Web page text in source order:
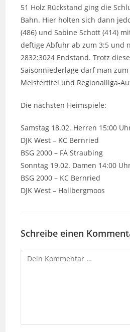
51 Holz Rückstand ging die
Bahn. Hier holten sich dann
(486) und Sabine Schott (414)
deftige Abfuhr ab zum 3:5 und
2832:3024 Endstand. Trotz
Saisonniederlage darf man
Meistertitel und Regionalliga-
Die nächsten Heimspiele:
Samstag 18.02. Herren 15:00
DJK West – KC Bernried
BSG 2000 – FA Straubing
Sonntag 19.02. Damen 14:00
BSG 2000 – KC Bernried
DJK West – Hallbergmoos
Schreibe einen
Kommentar